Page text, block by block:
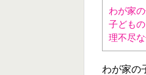
わが家
子ども
理不尽
わが家の